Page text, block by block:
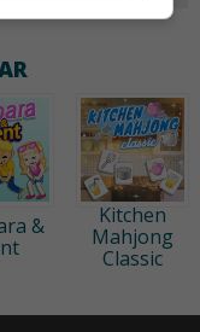
&
Kitchen
Mahjong
Classic